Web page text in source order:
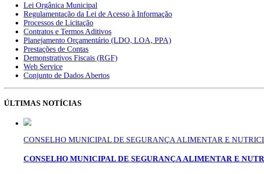
Lei Orgânica Municipal
Regulamentação da Lei de Acesso à Informação
Processos de Licitação
Contratos e Termos Aditivos
Planejamento Orçamentário (LDO, LOA, PPA)
Prestações de Contas
Demonstrativos Fiscais (RGF)
Web Service
Conjunto de Dados Abertos
ÚLTIMAS NOTÍCIAS
CONSELHO MUNICIPAL DE SEGURANÇA ALIMENTAR E
CONSELHO MUNICIPAL DE SEGURANÇA ALIMENTAR E